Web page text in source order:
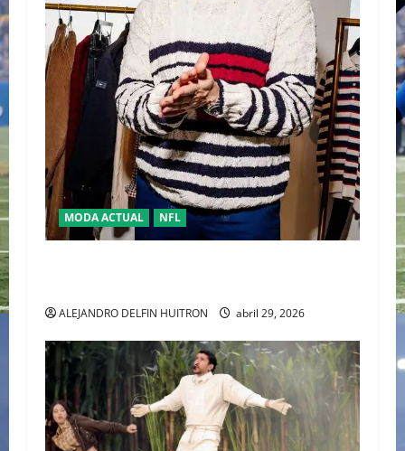
MODA ACTUAL NFL
ALEJANDRO DELFIN HUITRON abril 29, 2026